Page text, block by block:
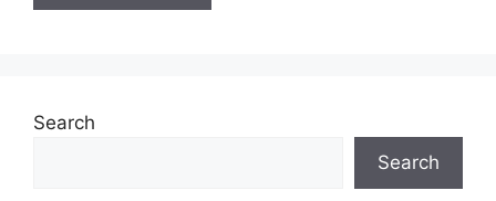
Search
Search